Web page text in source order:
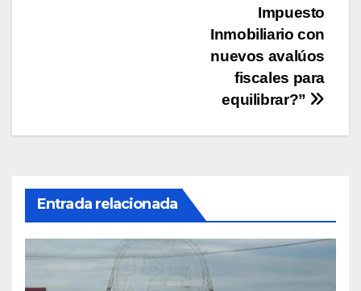
Impuesto
Inmobiliario con
nuevos avalúos
fiscales para
equilibrar?”
Entrada relacionada